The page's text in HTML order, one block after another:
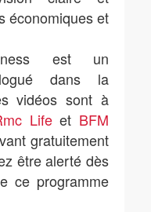
économiques et
est un
dans la
vidéos sont à
Lifeet BFM
gratuitement
être alerté dès
ce programme